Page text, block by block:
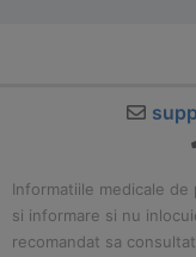
Informatiile medicale
si informare si nu
recomandat sa